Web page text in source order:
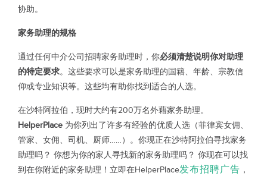
协助。
家务助理的规格
通过任何中介公司招聘家务助理时，你必须清楚说明你对助理
的特定要求。这些要求可以是家务助理的国籍、年龄、宗教信
仰或专业知识等。这些均有助你找到适合的人选。
在沙特阿拉伯，现时大约有200万名外藉家务助理。
HelperPlace 为你列出了许多有经验的优质人选（菲律宾女佣、
管家、女佣、司机、厨师……）。你现正在沙特阿拉伯寻找家务
助理吗？ 你想为你的家人寻找新的家务助理吗？ 你现在可以找
到在你附近的家务助理！立即在HelperPlace发布招聘广告 ，